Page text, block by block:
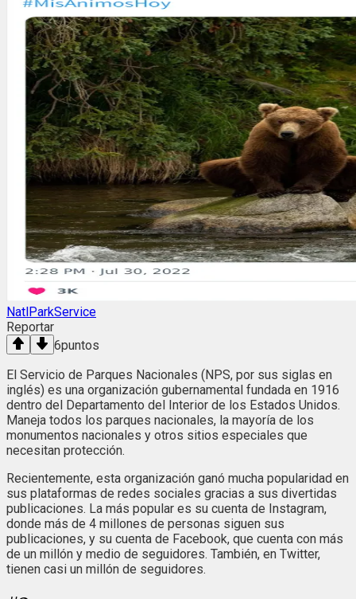
NatlParkService
Reportar
6puntos
El Servicio de Parques Nacionales (NPS, por sus siglas en
inglés) es una organización gubernamental fundada en 1916
dentro del Departamento del Interior de los Estados Unidos.
Maneja todos los parques nacionales, la mayoría de los
monumentos nacionales y otros sitios especiales que
necesitan protección.
Recientemente, esta organización ganó mucha popularidad en
sus plataformas de redes sociales gracias a sus divertidas
publicaciones. La más popular es su cuenta de Instagram,
donde más de 4 millones de personas siguen sus
publicaciones, y su cuenta de Facebook, que cuenta con más
de un millón y medio de seguidores. También, en Twitter,
tienen casi un millón de seguidores.